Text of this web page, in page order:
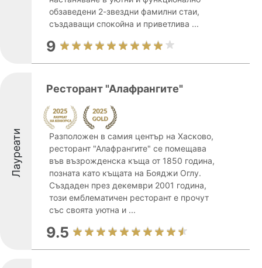
обзаведени 2-звездни фамилни стаи,
създаващи спокойна и приветлива ...
9
Лауреати
Ресторант "Алафрангите"
Разположен в самия център на Хасково,
ресторант "Алафрангите" се помещава
във възрожденска къща от 1850 година,
позната като къщата на Бояджи Оглу.
Създаден през декември 2001 година,
този емблематичен ресторант е прочут
със своята уютна и ...
9.5